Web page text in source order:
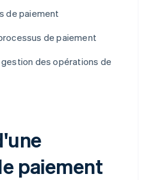
de paiement
de paiement
des opérations de
paiement